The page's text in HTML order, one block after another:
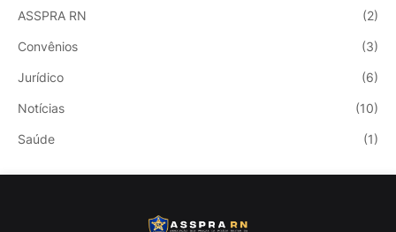
ASSPRA RN (2)
Convênios (3)
Jurídico (6)
Notícias (10)
Saúde (1)